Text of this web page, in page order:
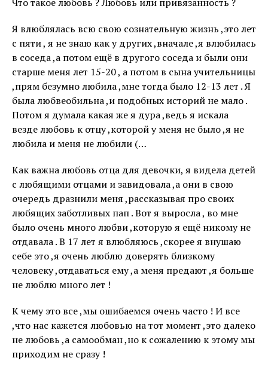
Я влюблялась всю свою сознательную жизнь ,это лет
с пяти , я не знаю как у других ,вначале ,я влюбилась
в соседа ,а потом ещё в другого соседа и были они
старше меня лет 15-20 , а потом в сына учительницы
,прям безумно любила ,мне тогда было 12-13 лет . Я
была любвеобильна ,и подобных историй не мало .
Потом я думала какая же я дура ,ведь я искала
везде любовь к отцу ,которой у меня не было ,я не
любила и меня не любили (…
Как важна любовь отца для девочки, я видела детей
с любящими отцами и завидовала ,а они в свою
очередь дразнили меня ,рассказывая про своих
любящих заботливых пап . Вот я выросла , во мне
было очень много любви ,которую я ещё никому не
отдавала . В 17 лет я влюбляюсь ,скорее я внушаю
себе это ,я очень люблю доверять близкому
человеку ,отдаваться ему ,а меня предают ,я больше
не люблю много лет !
К чему это все ,мы ошибаемся очень часто ! И все
,что нас кажется любовью на тот момент ,это далеко
не любовь ,а самообман ,но к сожалению к этому мы
приходим не сразу !